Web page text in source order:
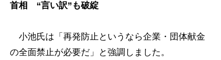
首相 “言い訳”も破綻
小池氏は「再発防止というなら企業・団体献金
の全面禁止が必要だ」と強調しました。